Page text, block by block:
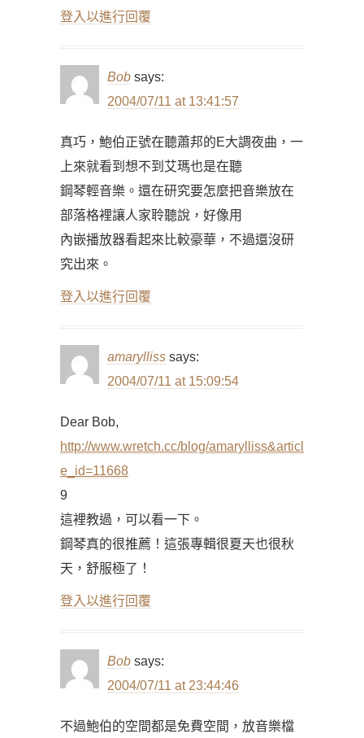
登入以進行回覆
Bob says:
2004/07/11 at 13:41:57
真巧，鮑伯正號在聽蕭邦的E大調夜曲，一
上來就看到想不到艾瑪也是在聽
鋼琴輕音樂。還在研究要怎麼把音樂放在
部落格裡讓人家聆聽說，好像用
內嵌播放器看起來比較豪華，不過還沒研
究出來。
登入以進行回覆
amarylliss says:
2004/07/11 at 15:09:54
Dear Bob,
http://www.wretch.cc/blog/amarylliss&articl
e_id=11668
9
這裡教過，可以看一下。
鋼琴真的很推薦！這張專輯很夏天也很秋
天，舒服極了！
登入以進行回覆
Bob says:
2004/07/11 at 23:44:46
不過鮑伯的空間都是免費空間，放音樂檔